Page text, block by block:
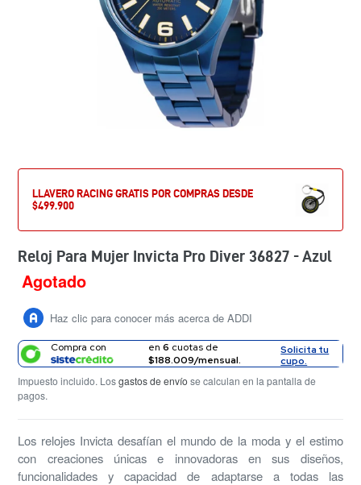
LLAVERO RACING GRATIS POR COMPRAS DESDE
$499.900
Reloj Para Mujer Invicta Pro Diver 36827 - Azul
Precio
habitual
Agotado
Haz clic para conocer más acerca de ADDI
Compra con en 6 cuotas de
$188.009/mensual.
Solicita tu
cupo.
Impuesto incluido. Losgastos de envíose calculan en la pantalla de
pagos.
Los relojes Invicta desafían el mundo de la moda y el estimo
con creaciones únicas e innovadoras en sus diseños,
funcionalidades y capacidad de adaptarse a todas las